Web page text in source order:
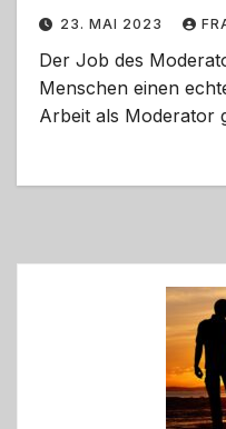
23. MAI 2023
Der Job des
Menschen einen
Arbeit als Moderator